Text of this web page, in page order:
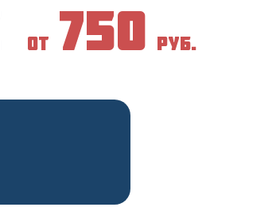
от 750 руб.